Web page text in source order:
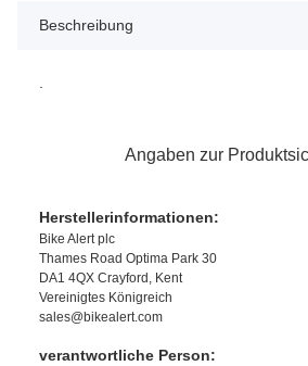
Beschreibung
Angaben zur
Herstellerinformationen:
Bike Alert plc
Thames Road Optima Park 30
DA1 4QX Crayford, Kent
Vereinigtes Königreich
sales@bikealert.com
verantwortliche Person: